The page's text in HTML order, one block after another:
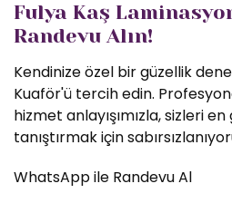
Fulya Kaş
Randevu Alın!
Kendinize özel bir güzellik
Kuaför'ü tercih edin.
hizmet anlayışımızla, sizleri
tanıştırmak için
WhatsApp ile Randevu Al